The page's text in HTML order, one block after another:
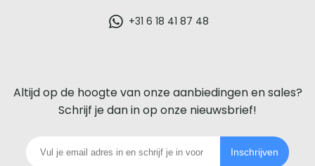
voor
iedere
telefoon
+31 6 18 41 87 48
Altijd op de hoogte van onze aanbiedingen en sales?
Schrijf je dan in op onze nieuwsbrief!
Inschrijven